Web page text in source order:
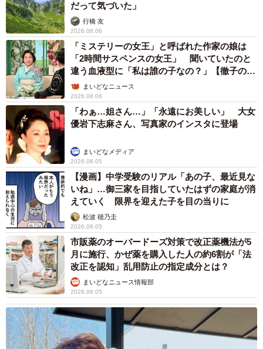
だって気づいた」
行橋 友
2026.08.06
「ミステリーの女王」と呼ばれた作家の娘は
「2時間サスペンスの女王」 聞いていたのと
違う血液型に「私は誰の子なの？」【徹子の部
屋】まいどなニュース
2026.08.06
「わぁ…姐さん…」「永遠にお美しい」 大女
優岩下志麻さん、写真家のインスタに登場
まいどなメディア
2026.08.05
【漫画】中学受験のリアル「あの子、最近見な
いね」…御三家を目指していたはずの家庭が消
えていく 限界を迎えた子を目の当りに
松波 穂乃圭
2026.08.05
市販薬のオーバードーズ対策で改正薬機法が5
月に施行、かぜ薬を購入した人の約6割が「法
改正を認知」乱用防止の指定成分とは？
まいどなニュース情報部
2026.08.05